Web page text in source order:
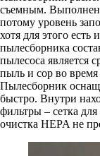
съемным. Выполнен
потому уровень
хотя для этого
пылесборника
пылесоса является
пыль и сор во
Пылесборник
быстро. Внутри
фильтры – сетка
очистка HEPA не